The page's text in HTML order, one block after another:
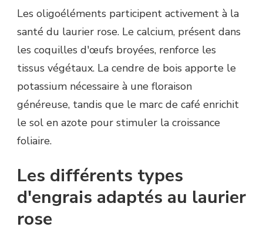
Les oligoéléments participent activement à la
santé du laurier rose. Le calcium, présent dans
les coquilles d'œufs broyées, renforce les
tissus végétaux. La cendre de bois apporte le
potassium nécessaire à une floraison
généreuse, tandis que le marc de café enrichit
le sol en azote pour stimuler la croissance
foliaire.
Les différents types
d'engrais adaptés au laurier
rose